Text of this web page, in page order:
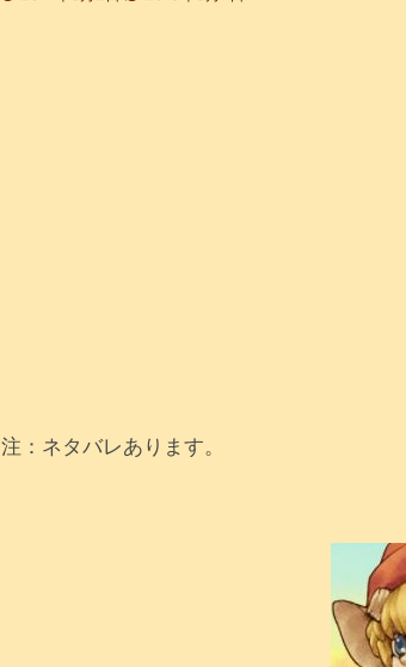
注：ネタバレあります。